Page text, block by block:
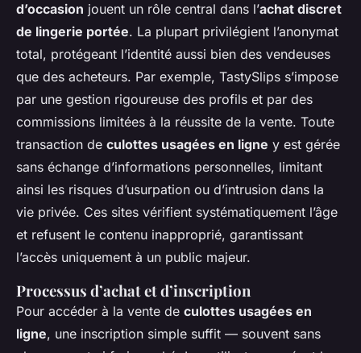
d’occasion jouent un rôle central dans l’achat discret
de lingerie portée. La plupart privilégient l’anonymat
total, protégeant l’identité aussi bien des vendeuses
que des acheteurs. Par exemple, TastySlips s’impose
par une gestion rigoureuse des profils et par des
commissions limitées à la réussite de la vente. Toute
transaction de culottes usagées en ligne y est gérée
sans échange d’informations personnelles, limitant
ainsi les risques d’usurpation ou d’intrusion dans la
vie privée. Ces sites vérifient systématiquement l’âge
et refusent le contenu inapproprié, garantissant
l’accès uniquement à un public majeur.
Processus d’achat et d’inscription
Pour accéder à la vente de culottes usagées en
ligne, une inscription simple suffit — souvent sans